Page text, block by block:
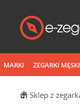
MARKI ZEGARKI
Sklep z